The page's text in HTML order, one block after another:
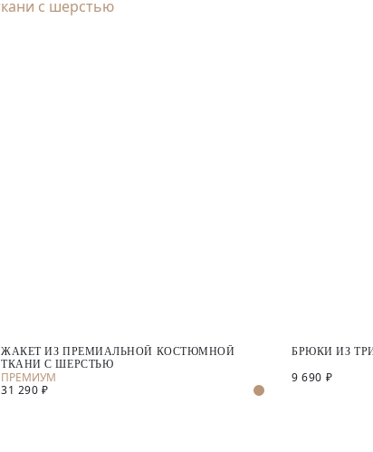
ЖАКЕТ ИЗ ПРЕМИАЛЬНОЙ КОСТЮМНОЙ
ТКАНИ С ШЕРСТЬЮ
31 290 ₽
БРЮКИ ИЗ
9 690 ₽